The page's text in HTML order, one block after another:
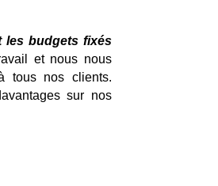
les budgets fixés
et nous nous
tous nos clients.
sur nos